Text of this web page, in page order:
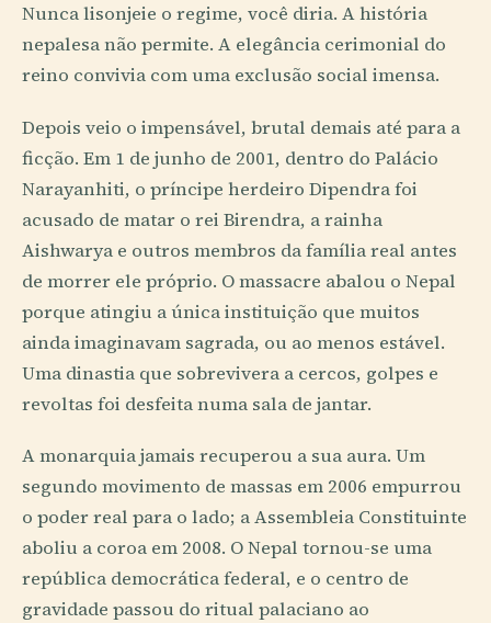
Nunca lisonjeie o regime, você diria. A história
nepalesa não permite. A elegância cerimonial do
reino convivia com uma exclusão social imensa.
Depois veio o impensável, brutal demais até para a
ficção. Em 1 de junho de 2001, dentro do Palácio
Narayanhiti, o príncipe herdeiro Dipendra foi
acusado de matar o rei Birendra, a rainha
Aishwarya e outros membros da família real antes
de morrer ele próprio. O massacre abalou o Nepal
porque atingiu a única instituição que muitos
ainda imaginavam sagrada, ou ao menos estável.
Uma dinastia que sobrevivera a cercos, golpes e
revoltas foi desfeita numa sala de jantar.
A monarquia jamais recuperou a sua aura. Um
segundo movimento de massas em 2006 empurrou
o poder real para o lado; a Assembleia Constituinte
aboliu a coroa em 2008. O Nepal tornou-se uma
república democrática federal, e o centro de
gravidade passou do ritual palaciano ao